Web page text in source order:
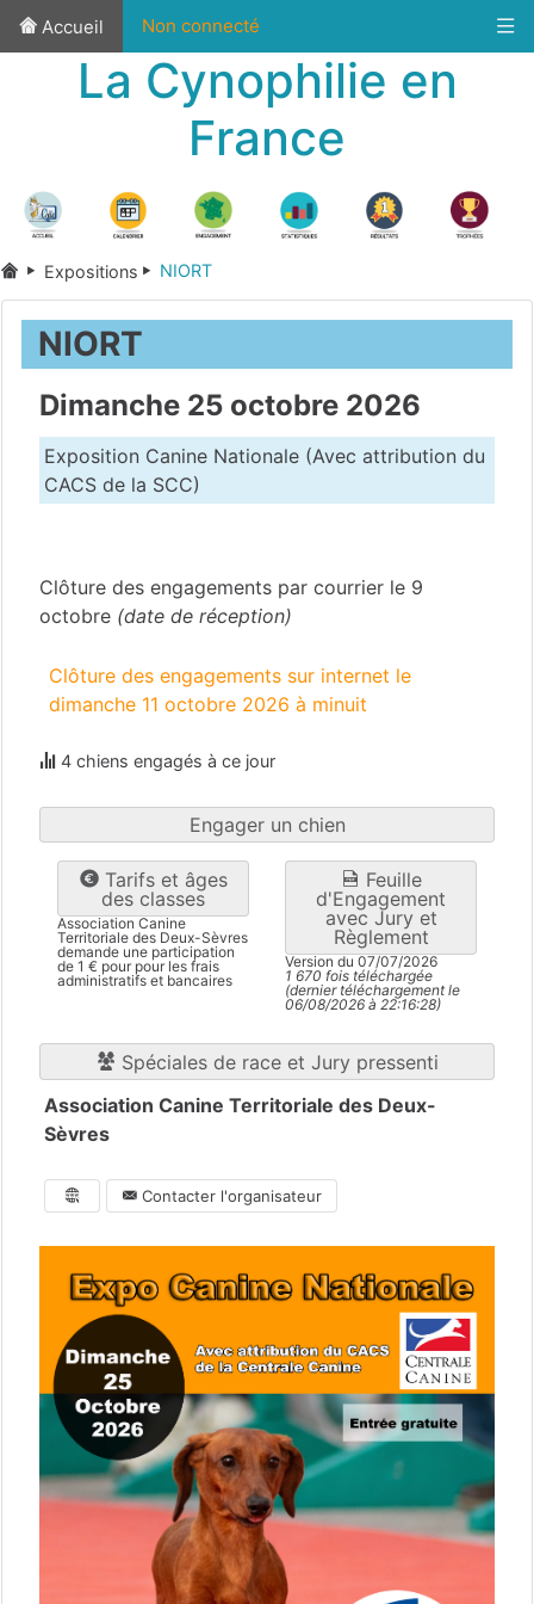
Accueil Non connecté
La Cynophilie en
France
Expositions NIORT
NIORT
Dimanche 25 octobre 2026
Exposition Canine Nationale (Avec attribution du
CACS de la SCC)
Clôture des engagements par courrier le 9
octobre (date de réception)
Clôture des engagements sur internet le
dimanche 11 octobre 2026 à minuit
4 chiens engagés à ce jour
Engager un chien
Tarifs et âges
des classes
Association Canine
Territoriale des Deux-Sèvres
demande une participation
de 1 € pour pour les frais
administratifs et bancaires
Feuille
d'Engagement
avec Jury et
Règlement
Version du 07/07/2026
1 670 fois téléchargée
(dernier téléchargement le
06/08/2026 à 22:16:28)
Spéciales de race et Jury pressenti
Association Canine Territoriale des Deux-
Sèvres
Contacter l'organisateur